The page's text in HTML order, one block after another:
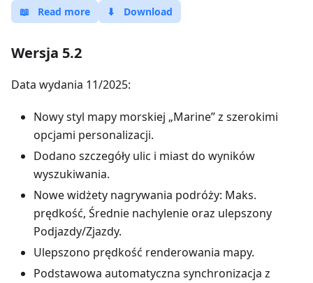
📖 Read more ⬇ Download
Wersja 5.2
Data wydania 11/2025:
Nowy styl mapy morskiej „Marine” z szerokimi
opcjami personalizacji.
Dodano szczegóły ulic i miast do wyników
wyszukiwania.
Nowe widżety nagrywania podróży: Maks.
prędkość, Średnie nachylenie oraz ulepszony
Podjazdy/Zjazdy.
Ulepszono prędkość renderowania mapy.
Podstawowa automatyczna synchronizacja z